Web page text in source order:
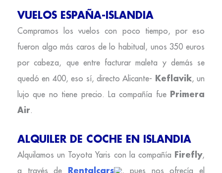
VUELOS ESPAÑA-ISLANDIA
Compramos los vuelos con poco tiempo, por eso
fueron algo más caros de lo habitual, unos 350 euros
por cabeza, que entre facturar maleta y demás se
quedó en 400, eso sí, directo Alicante- Keflavik, un
lujo que no tiene precio. La compañía fue Primera
Air.
ALQUILER DE COCHE EN ISLANDIA
Alquilamos un Toyota Yaris con la compañía Firefly,
a través de Rentalcars
, pues nos ofrecía el